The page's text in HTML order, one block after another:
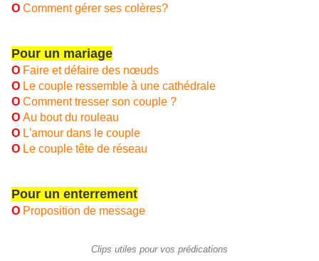
O Comment gérer ses colères?
Pour un mariage
O Faire et défaire des nœuds
O Le couple ressemble à une cathédrale
O Comment tresser son couple ?
O Au bout du rouleau
O L'amour dans le couple
O Le couple tête de réseau
Pour un enterrement
O Proposition de message
Clips utiles pour vos prédications